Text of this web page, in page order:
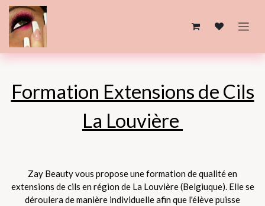
Se rendre au contenu
Formation Extensions de Cils
La Louvière
Zay Beauty vous propose une formation de qualité en
extensions de cils en région de La Louvière (Belgiuque). Elle se
déroulera de manière individuelle afin que l'élève puisse